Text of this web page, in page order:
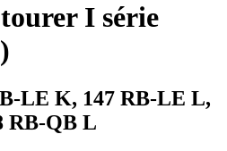
I série
LE K, 147 RB-LE L,
RB-QB L